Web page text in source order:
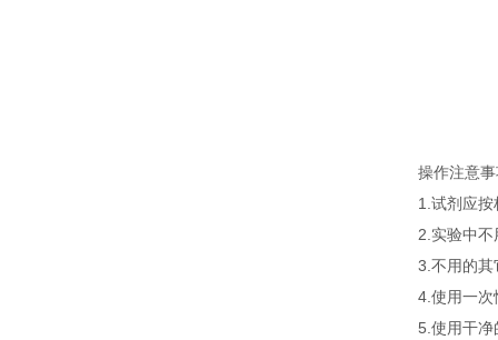
操作注意
1.试剂应
2.实验中
3.不用的其
4.使用一次
5.使用干净